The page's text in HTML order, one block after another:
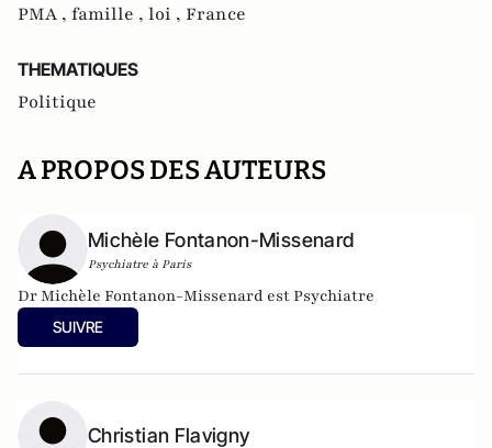
PMA , famille , loi , France
THEMATIQUES
Politique
A PROPOS DES AUTEURS
Michèle Fontanon-Missenard
Psychiatre à Paris
Dr Michèle Fontanon-Missenard est Psychiatre
SUIVRE
Christian Flavigny